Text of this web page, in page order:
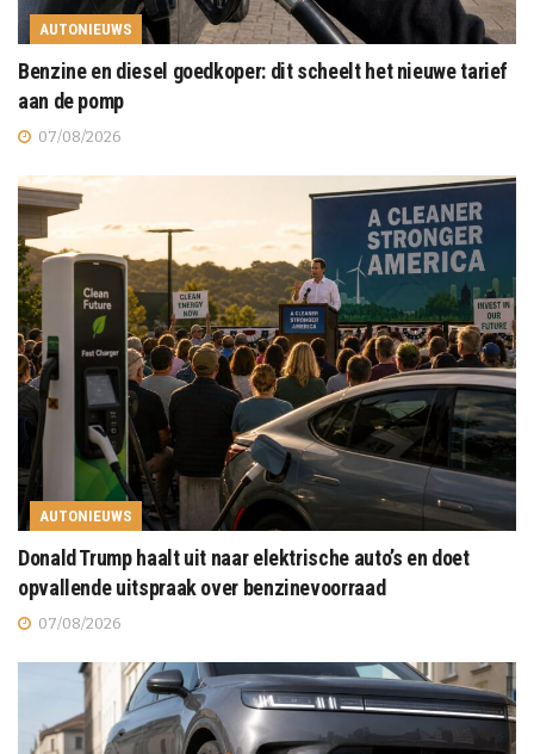
AUTONIEUWS
Benzine en diesel goedkoper: dit scheelt het nieuwe tarief
aan de pomp
07/08/2026
AUTONIEUWS
Donald Trump haalt uit naar elektrische auto’s en doet
opvallende uitspraak over benzinevoorraad
07/08/2026